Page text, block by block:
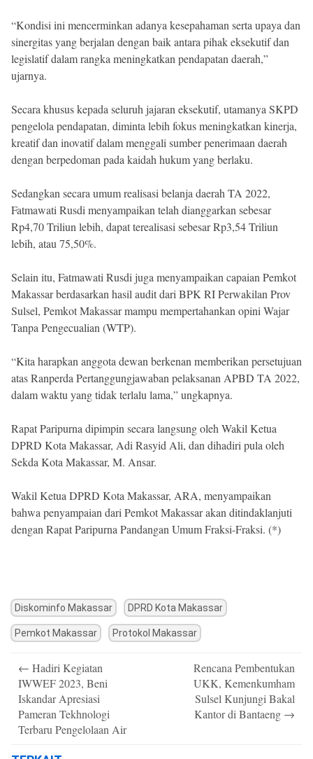
“Kondisi ini mencerminkan adanya kesepahaman serta upaya dan
sinergitas yang berjalan dengan baik antara pihak eksekutif dan
legislatif dalam rangka meningkatkan pendapatan daerah,”
ujarnya.
Secara khusus kepada seluruh jajaran eksekutif, utamanya SKPD
pengelola pendapatan, diminta lebih fokus meningkatkan kinerja,
kreatif dan inovatif dalam menggali sumber penerimaan daerah
dengan berpedoman pada kaidah hukum yang berlaku.
Sedangkan secara umum realisasi belanja daerah TA 2022,
Fatmawati Rusdi menyampaikan telah dianggarkan sebesar
Rp4,70 Triliun lebih, dapat terealisasi sebesar Rp3,54 Triliun
lebih, atau 75,50%.
Selain itu, Fatmawati Rusdi juga menyampaikan capaian Pemkot
Makassar berdasarkan hasil audit dari BPK RI Perwakilan Prov
Sulsel, Pemkot Makassar mampu mempertahankan opini Wajar
Tanpa Pengecualian (WTP).
“Kita harapkan anggota dewan berkenan memberikan persetujuan
atas Ranperda Pertanggungjawaban pelaksanan APBD TA 2022,
dalam waktu yang tidak terlalu lama,” ungkapnya.
Rapat Paripurna dipimpin secara langsung oleh Wakil Ketua
DPRD Kota Makassar, Adi Rasyid Ali, dan dihadiri pula oleh
Sekda Kota Makassar, M. Ansar.
Wakil Ketua DPRD Kota Makassar, ARA, menyampaikan
bahwa penyampaian dari Pemkot Makassar akan ditindaklanjuti
dengan Rapat Paripurna Pandangan Umum Fraksi-Fraksi. (*)
Diskominfo Makassar DPRD Kota Makassar
Pemkot Makassar Protokol Makassar
navigation
← Hadiri Kegiatan
IWWEF 2023, Beni
Iskandar Apresiasi
Pameran Tekhnologi
Terbaru Pengelolaan Air
Rencana Pembentukan
UKK, Kemenkumham
Sulsel Kunjungi Bakal
Kantor di Bantaeng →